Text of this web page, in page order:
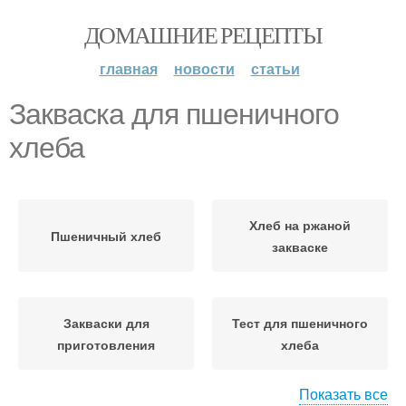
ДОМАШНИЕ РЕЦЕПТЫ
главная новости статьи
Закваска для пшеничного
хлеба
Пшеничный хлеб
Хлеб на ржаной
закваске
Закваски для
приготовления
Тест для пшеничного
хлеба
Показать все